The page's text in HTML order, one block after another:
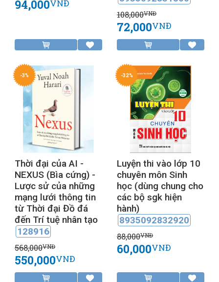
94,000VNĐ
108,000VNĐ
72,000VNĐ
-3%
Thời đại của AI -
NEXUS (Bìa cứng) -
Lược sử của những
mạng lưới thông tin
từ Thời đại Đồ đá
đến Trí tuệ nhân tạo
128916
568,000VNĐ
550,000VNĐ
-32%
Luyện thi vào lớp 10
chuyên môn Sinh
học (dùng chung cho
các bộ sgk hiện
hành)
8935092832920
88,000VNĐ
60,000VNĐ